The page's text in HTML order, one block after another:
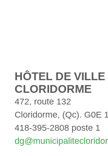
HÔTEL DE
CLORIDORME
472, route 132
Cloridorme, (Qc). G0E
418-395-2808 poste 1